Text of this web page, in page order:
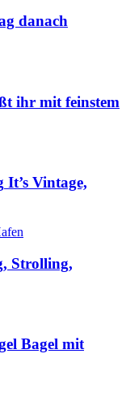
danach
ihr mit feinstem
It’s Vintage,
Strolling,
Bagel mit